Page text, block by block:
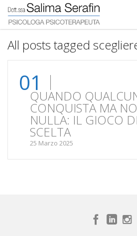
All posts tagged
01QUANDO
CONQUISTA MA
NULLA: IL GIOCO
SCELTA
25 Marzo 2025